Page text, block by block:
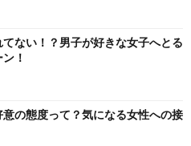
てない！？男子が好きな女子へとる
！
意の態度って？気になる女性への接